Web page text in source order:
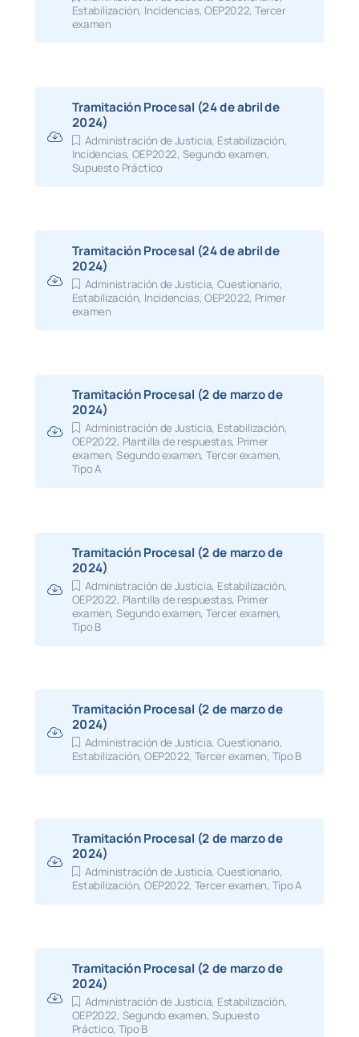
Estabilización, Incidencias,OEP2022, Tercer
examen
Tramitación Procesal (24 de abril de
2024)
Administración de Justicia, Estabilización,
Incidencias, OEP2022, Segundo examen,
Supuesto Práctico
Tramitación Procesal (24 de abril de
2024)
Administración de Justicia, Cuestionario,
Estabilización, Incidencias,OEP2022, Primer
examen
Tramitación Procesal (2 de marzo de
2024)
Administración de Justicia, Estabilización,
OEP2022, Plantilla de respuestas, Primer
examen, Segundo examen,Tercer examen,
Tipo A
Tramitación Procesal (2 de marzo de
2024)
Administración de Justicia, Estabilización,
OEP2022, Plantilla de respuestas, Primer
examen, Segundo examen,Tercer examen,
Tipo B
Tramitación Procesal (2 de marzo de
2024)
Administración de Justicia, Cuestionario,
Estabilización,OEP2022, Tercer examen, Tipo B
Tramitación Procesal (2 de marzo de
2024)
Administración de Justicia, Cuestionario,
Estabilización,OEP2022, Tercer examen, Tipo A
Tramitación Procesal (2 de marzo de
2024)
Administración de Justicia, Estabilización,
OEP2022, Segundo examen, Supuesto
Práctico, Tipo B